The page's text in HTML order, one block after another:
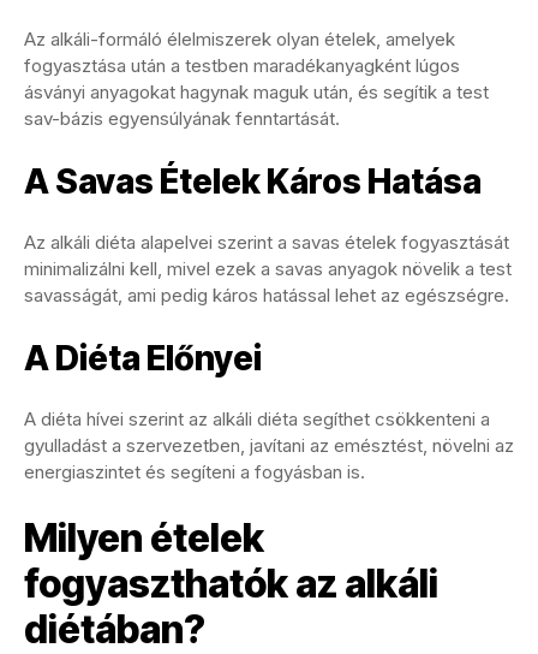
Az alkáli-formáló élelmiszerek olyan ételek, amelyek
fogyasztása után a testben maradékanyagként lúgos
ásványi anyagokat hagynak maguk után, és segítik a test
sav-bázis egyensúlyának fenntartását.
A Savas Ételek Káros Hatása
Az alkáli diéta alapelvei szerint a savas ételek fogyasztását
minimalizálni kell, mivel ezek a savas anyagok növelik a test
savasságát, ami pedig káros hatással lehet az egészségre.
A Diéta Előnyei
A diéta hívei szerint az alkáli diéta segíthet csökkenteni a
gyulladást a szervezetben, javítani az emésztést, növelni az
energiaszintet és segíteni a fogyásban is.
Milyen ételek
fogyaszthatók az alkáli
diétában?